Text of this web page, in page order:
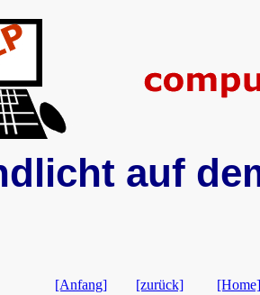
auf
[Anfang] [zurück] [Home]